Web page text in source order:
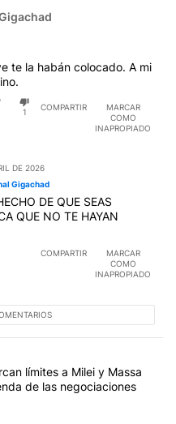
te la habán colocado. A mi
1
COMPARTIR
MARCAR
COMO
INAPROPIADO
DE 2026
Gigachad
DE QUE SEAS
QUE NO TE HAYAN
COMPARTIR
MARCAR
COMO
INAPROPIADO
más comentarios en los
"Los gobernadores
límites a Milei y Massa
de las negociaciones